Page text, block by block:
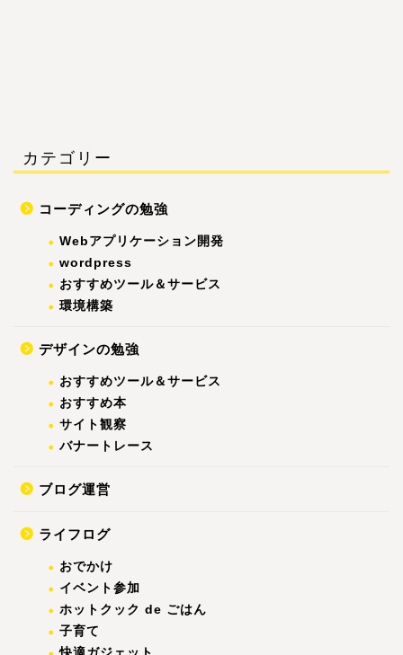
カテゴリー
コーディングの勉強
Webアプリケーション開発
wordpress
おすすめツール＆サービス
環境構築
デザインの勉強
おすすめツール＆サービス
おすすめ本
サイト観察
バナートレース
ブログ運営
ライフログ
おでかけ
イベント参加
ホットクック de ごはん
子育て